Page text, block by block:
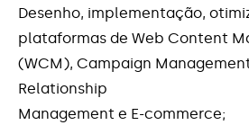
Desenho, implementação,
plataformas de Web Content
(WCM), Campaign
Relationship
Management e E-commerce;